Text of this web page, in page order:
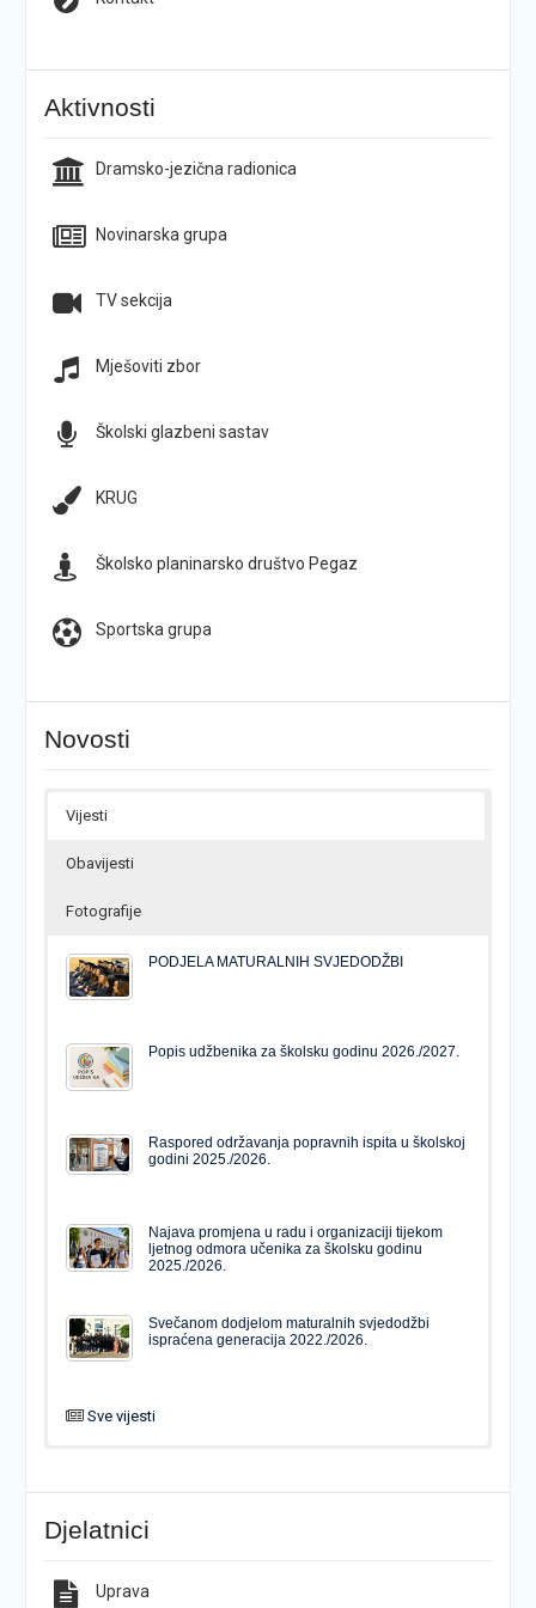
Aktivnosti
Dramsko-jezična radionica
Novinarska grupa
TV sekcija
Mješoviti zbor
Školski glazbeni sastav
KRUG
Školsko planinarsko društvo Pegaz
Sportska grupa
Novosti
Vijesti
Obavijesti
Fotografije
PODJELA MATURALNIH SVJEDODŽBI
Popis udžbenika za školsku godinu 2026./2027.
Raspored održavanja popravnih ispita u školskoj
godini 2025./2026.
Najava promjena u radu i organizaciji tijekom
ljetnog odmora učenika za školsku godinu
2025./2026.
Svečanom dodjelom maturalnih svjedodžbi
ispraćena generacija 2022./2026.
Sve vijesti
Popis udžbenika za školsku godinu 2026./2027.
Natječaj za upis u 1. razred Katoličke gimnazije s
pravom javnosti
Djelatnici
Uprava